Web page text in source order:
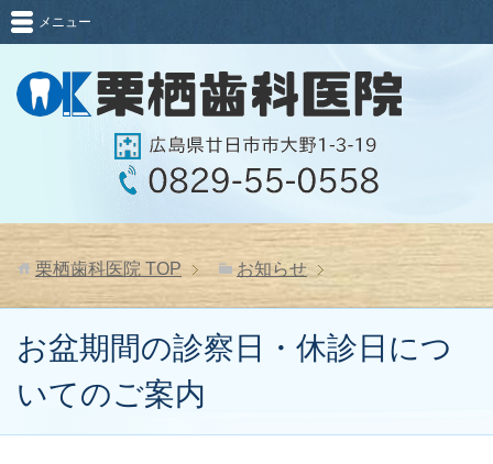
メニュー
栗栖歯科医院 TOP お知らせ
お盆期間の診察日・休診日につ
いてのご案内